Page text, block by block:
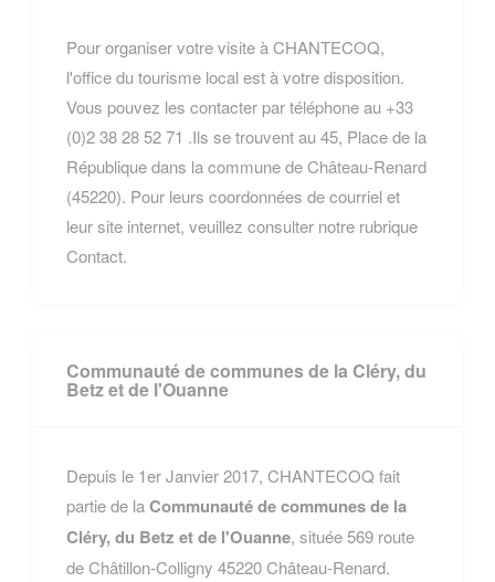
Pour organiser votre visite à CHANTECOQ,
l'office du tourisme local est à votre disposition.
Vous pouvez les contacter par téléphone au +33
(0)2 38 28 52 71 .Ils se trouvent au 45, Place de la
République dans la commune de Château-Renard
(45220). Pour leurs coordonnées de courriel et
leur site internet, veuillez consulter notre rubrique
Contact.
Communauté de communes de la Cléry, du
Betz et de l'Ouanne
Depuis le 1er Janvier 2017, CHANTECOQ fait
partie de laCommunauté de communes de la
Cléry, du Betz et de l'Ouanne, située 569 route
de Châtillon-Colligny 45220 Château-Renard.